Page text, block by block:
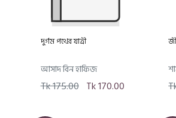
দুর্গম পথের যাত্রী
আসাদ বিন হাফিজ
Tk 175.00 Tk 170.00